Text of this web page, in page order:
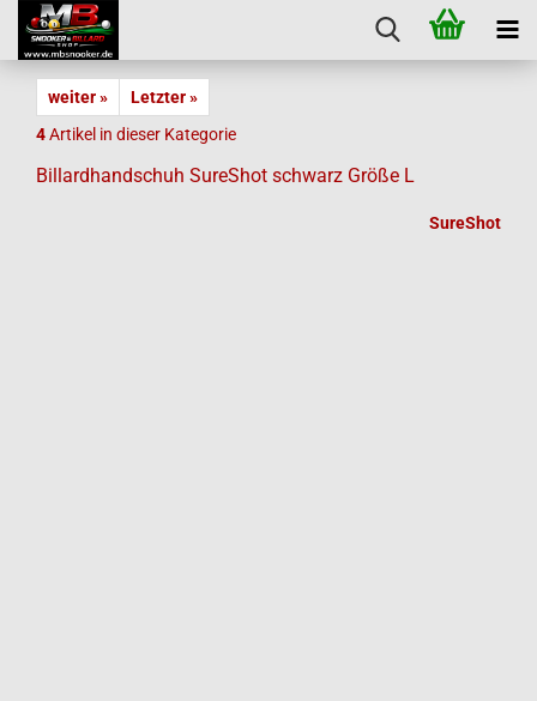
weiter »
Letzter »
4Artikel in dieser Kategorie
Billardhandschuh SureShot schwarz Größe L
SureShot